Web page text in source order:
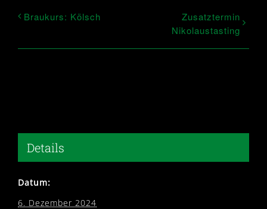
Braukurs: Kölsch
Zusatztermin
Nikolaustasting
Details
Datum:
6. Dezember 2024